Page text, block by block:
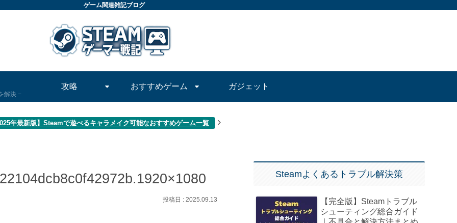
ゲーム関連雑記ブログ
解決
攻略 おすすめゲーム ガジェット
年最新版】Steamで遊べるキャラメイク可能なおすすめゲーム一覧
2025.09.13
Steamよくあるトラブル解決策
【完全版】Steamトラブル
シューティング総合ガイド